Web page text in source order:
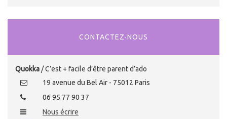
CONTACTEZ-NOUS
Quokka/ C’est + facile d’être parent d’ado
19 avenue du Bel Air - 75012 Paris
06 95 77 90 37
Nous écrire